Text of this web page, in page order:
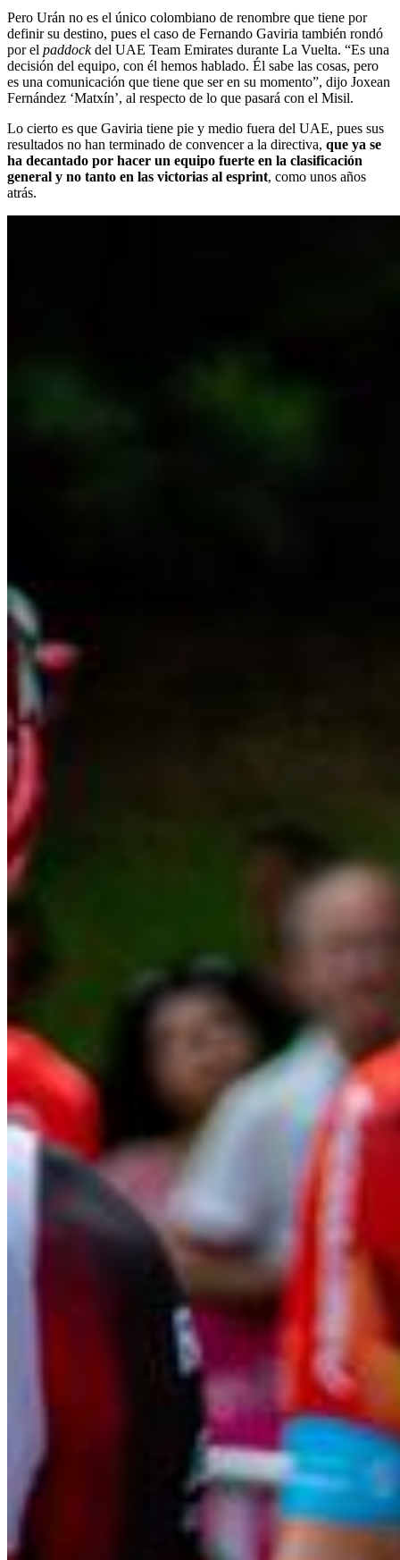
Pero Urán no es el único colombiano de renombre que tiene por
definir su destino, pues el caso de Fernando Gaviria también rondó
por el paddockdel UAE Team Emirates durante La Vuelta. “Es una
decisión del equipo, con él hemos hablado. Él sabe las cosas, pero
es una comunicación que tiene que ser en su momento”, dijo Joxean
Fernández ‘Matxín’, al respecto de lo que pasará con el Misil.
Lo cierto es que Gaviria tiene pie y medio fuera del UAE, pues sus
resultados no han terminado de convencer a la directiva, que ya se
ha decantado por hacer un equipo fuerte en la clasificación
general y no tanto en las victorias al esprint, como unos años
atrás.